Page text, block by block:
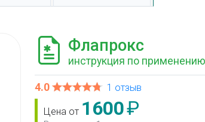
Флапрокс
инструкция по применению
4.0 1 отзыв
Цена от 1600₽